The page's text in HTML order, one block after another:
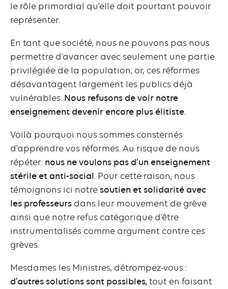
le rôle primordial qu’elle doit pourtant pouvoir
représenter.
En tant que société, nous ne pouvons pas nous
permettre d’avancer avec seulement une partie
privilégiée de la population, or, ces réformes
désavantagent largement les publics déjà
vulnérables. Nous refusons de voir notre
enseignement devenir encore plus élitiste
Voilà pourquoi nous sommes consternés
d’apprendre vos réformes. Au risque de nous
répéter: nous ne voulons pas d’un enseignement
stérile et anti-social . Pour cette raison, nous
témoignons ici notre soutien et solidarité avec
les professeurs dans leur mouvement de grève
ainsi que notre refus catégorique d’être
instrumentalisés comme argument contre ces
grèves.
Mesdames les Ministres, détrompez-vous :
d’autres solutions sont possibles, tout en faisant